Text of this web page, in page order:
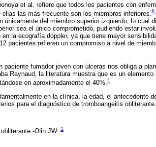
et al. refiere que todos los pacientes con
las más frecuente son los miembros inferiores.8
únicamente del miembro superior izquierdo, lo cual
sea el único comprometido, pudiendo estar
la ecografía doppler, ya que tiene mayor
pacientes refieren un compromiso a nivel de
paciente fumador joven con úlceras nos obliga a
Raynaud, la literatura muestra que es un
en aproximadamente el 40%.1
en la clínica, la edad, el antecedente
para el diagnóstico de tromboangeitis
-Olin JW. 1